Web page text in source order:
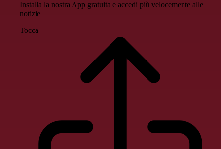
Installa la nostra App gratuita e accedi più velocemente alle
notizie
Tocca